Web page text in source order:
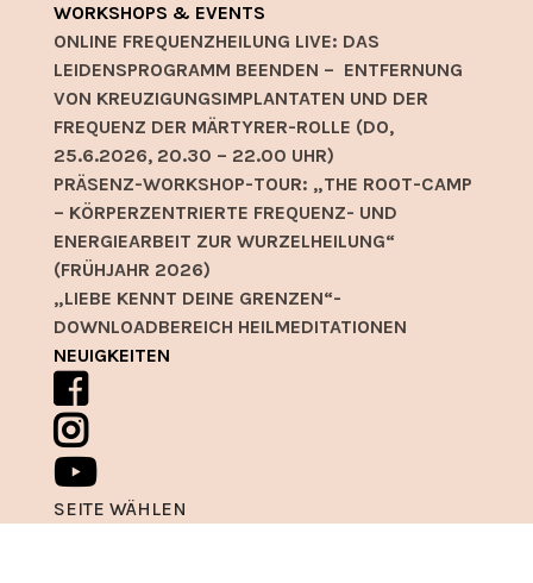
WORKSHOPS & EVENTS
ONLINE FREQUENZHEILUNG LIVE: DAS
LEIDENSPROGRAMM BEENDEN – ENTFERNUNG
VON KREUZIGUNGSIMPLANTATEN UND DER
FREQUENZ DER MÄRTYRER-ROLLE (DO,
25.6.2026, 20.30 – 22.00 UHR)
PRÄSENZ-WORKSHOP-TOUR: „THE ROOT-CAMP
– KÖRPERZENTRIERTE FREQUENZ- UND
ENERGIEARBEIT ZUR WURZELHEILUNG“
(FRÜHJAHR 2026)
„LIEBE KENNT DEINE GRENZEN“-
DOWNLOADBEREICH HEILMEDITATIONEN
NEUIGKEITEN
SEITE WÄHLEN